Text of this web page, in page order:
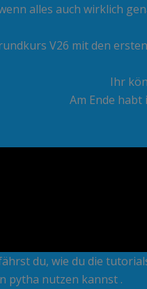
alles auch wirklich
V26 mit den
Ihr
Am Ende
du, wie du die
pytha nutzen kannst .